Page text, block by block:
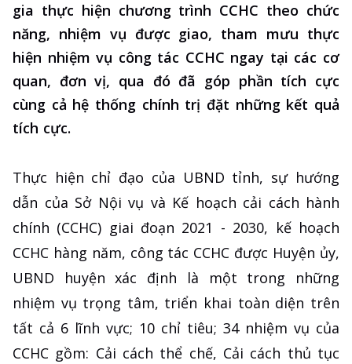
gia thực hiện chương trình CCHC theo chức
năng, nhiệm vụ được giao, tham mưu thực
hiện nhiệm vụ công tác CCHC ngay tại các cơ
quan, đơn vị, qua đó đã góp phần tích cực
cùng cả hệ thống chính trị đặt những kết quả
tích cực.
Thực hiện chỉ đạo của UBND tỉnh, sự hướng
dẫn của Sở Nội vụ và Kế hoạch cải cách hành
chính (CCHC) giai đoạn 2021 - 2030, kế hoạch
CCHC hàng năm, công tác CCHC được Huyện ủy,
UBND huyện xác định là một trong những
nhiệm vụ trọng tâm, triển khai toàn diện trên
tất cả 6 lĩnh vực; 10 chỉ tiêu; 34 nhiệm vụ của
CCHC gồm: Cải cách thể chế, Cải cách thủ tục